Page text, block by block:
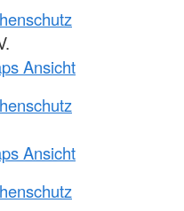
Ansicht
Ansicht